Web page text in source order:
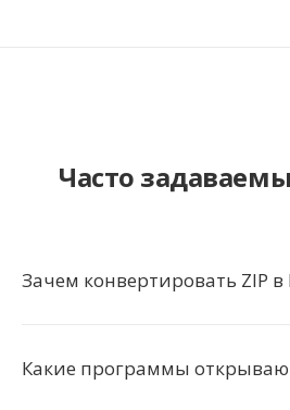
Часто
Зачем конвертировать ZIP в
Какие программы